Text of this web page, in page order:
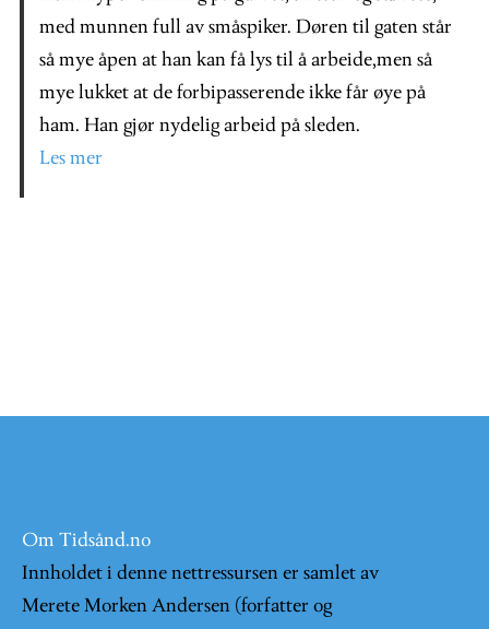
med munnen full av småspiker. Døren til gaten står
så mye åpen at han kan få lys til å arbeide,men så
mye lukket at de forbipasserende ikke får øye på
ham. Han gjør nydelig arbeid på sleden.
Les mer
Om Tidsånd.no
Innholdet i denne nettressursen er samlet av
Merete Morken Andersen (forfatter og